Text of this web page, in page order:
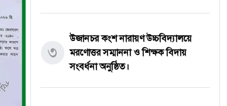
৩
উজানচর কংশ নারায়ণ উচ্চবিদ্যালয়ে
মরণোত্তর সম্মাননা ও শিক্ষক বিদায়
সংবর্ধনা অনুষ্ঠিত।